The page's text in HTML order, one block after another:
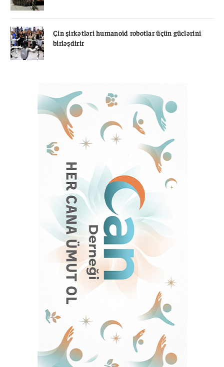
Çin şirkətləri humanoid robotlar üçün güclərini
birləşdirir